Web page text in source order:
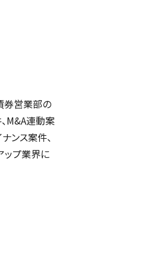
券営業部の
M&A連動案
ンス案件、
ップ業界に